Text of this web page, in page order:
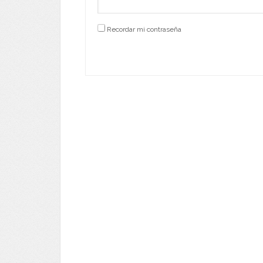
Recordar mi contraseña